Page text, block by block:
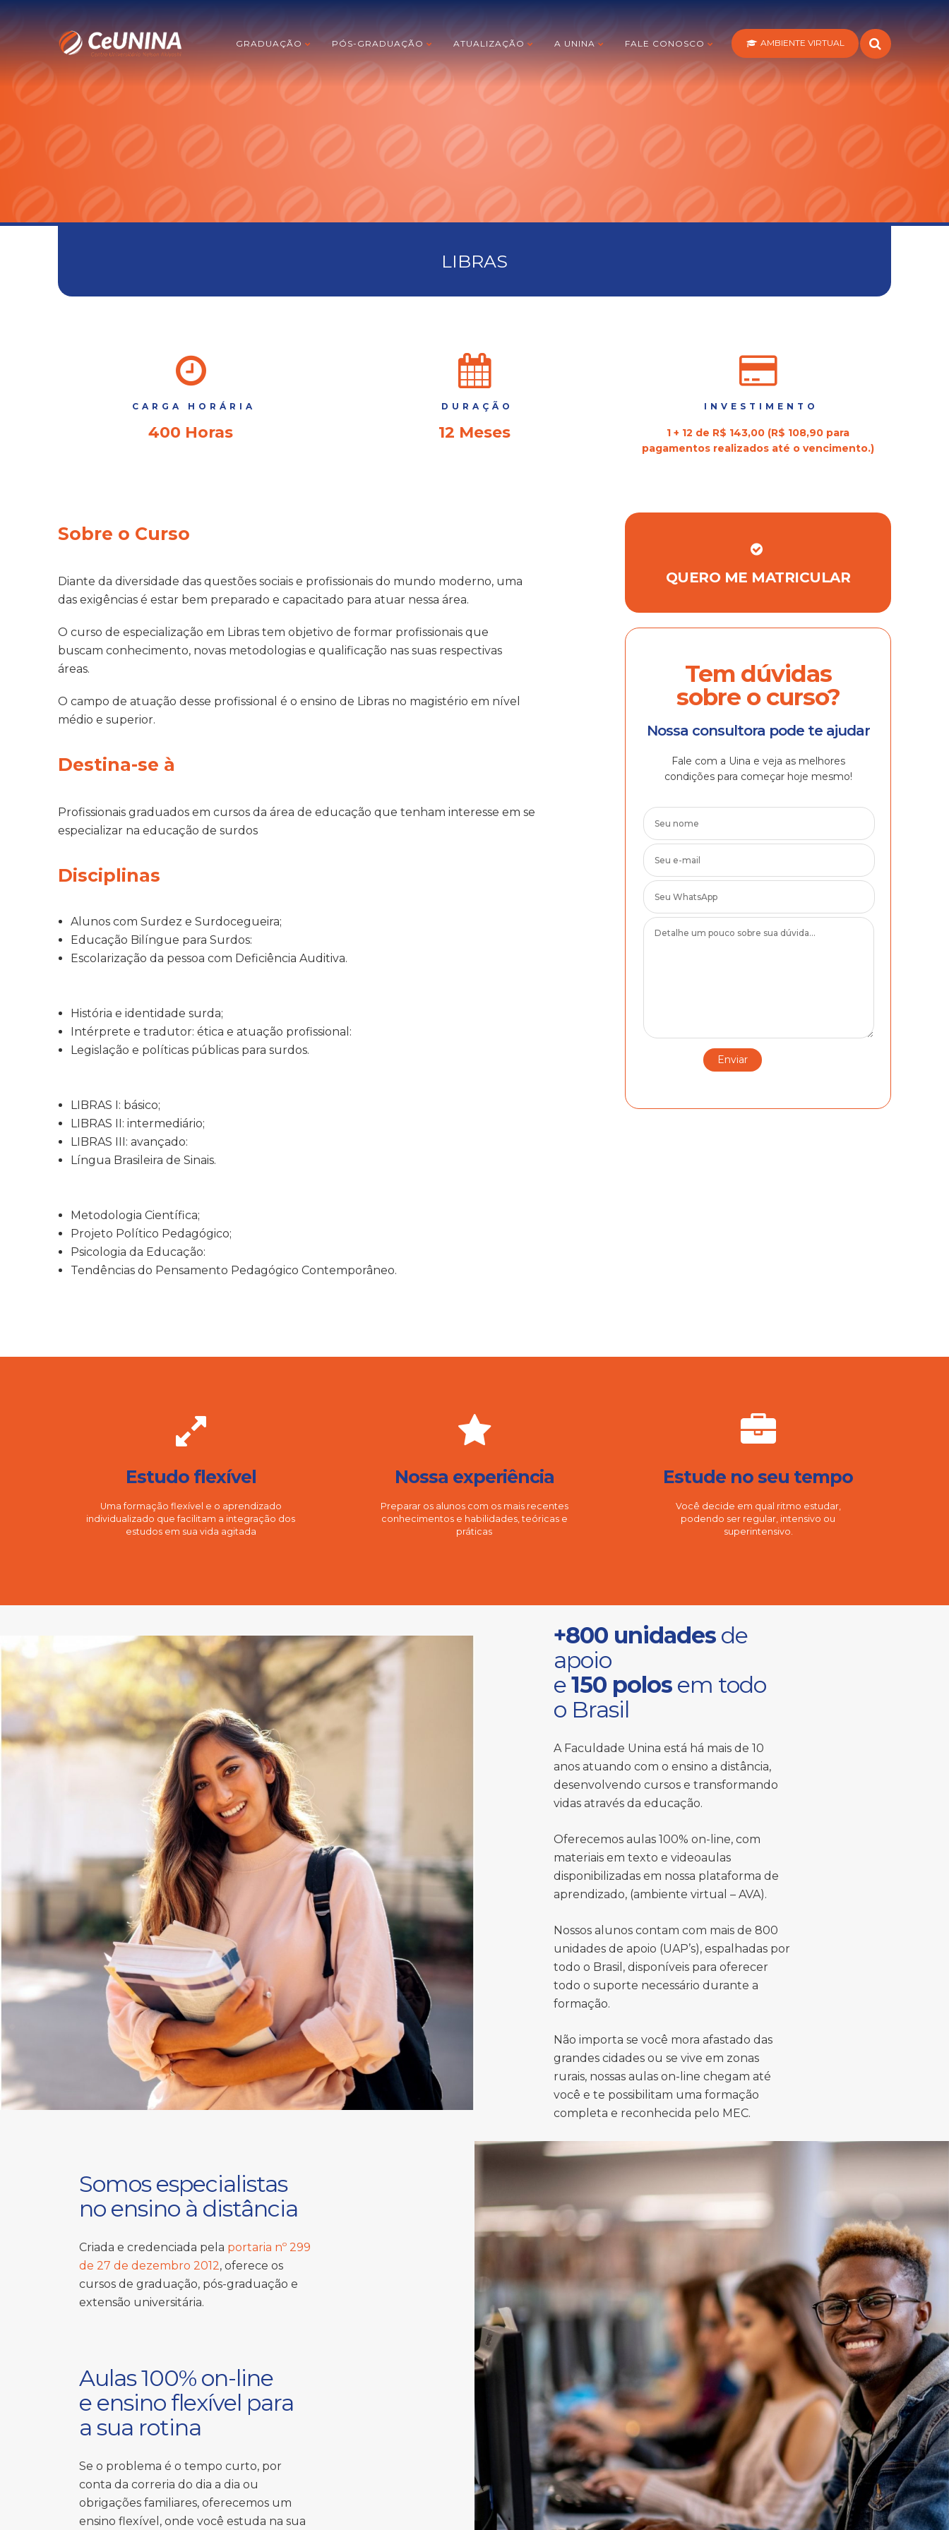
GRADUAÇÃO PÓS-GRADUAÇÃO ATUALIZAÇÃO A UNINA FALE CONOSCO AMBIENTE VIRTUAL
LIBRAS
CARGA HORÁRIA
400 Horas
DURAÇÃO
12 Meses
INVESTIMENTO
1 + 12 de R$ 143,00 (R$ 108,90 para
pagamentos realizados até o vencimento.)
Sobre o Curso
Diante da diversidade das questões sociais e profissionais do mundo moderno, uma
das exigências é estar bem preparado e capacitado para atuar nessa área.
O curso de especialização em Libras tem objetivo de formar profissionais que
buscam conhecimento, novas metodologias e qualificação nas suas respectivas
áreas.
O campo de atuação desse profissional é o ensino de Libras no magistério em nível
médio e superior.
Destina-se à
Profissionais graduados em cursos da área de educação que tenham interesse em se
especializar na educação de surdos
Disciplinas
Alunos com Surdez e Surdocegueira;
Educação Bilíngue para Surdos:
Escolarização da pessoa com Deficiência Auditiva.
História e identidade surda;
Intérprete e tradutor: ética e atuação profissional:
Legislação e políticas públicas para surdos.
LIBRAS I: básico;
LIBRAS II: intermediário;
LIBRAS III: avançado:
Língua Brasileira de Sinais.
Metodologia Científica;
Projeto Político Pedagógico;
Psicologia da Educação:
Tendências do Pensamento Pedagógico Contemporâneo.
QUERO ME MATRICULAR
Tem dúvidas
sobre o curso?
Nossa consultora pode te ajudar
Fale com a Uina e veja as melhores
condições para começar hoje mesmo!
Estudo flexível
Uma formação flexível e o aprendizado
individualizado que facilitam a integração dos
estudos em sua vida agitada
Nossa experiência
Preparar os alunos com os mais recentes
conhecimentos e habilidades, teóricas e
práticas
Estude no seu tempo
Você decide em qual ritmo estudar,
podendo ser regular, intensivo ou
superintensivo.
+800 unidadesde
apoio
e150 polosem todo
o Brasil
A Faculdade Unina está há mais de 10
anos atuando com o ensino a distância,
desenvolvendo cursos e transformando
vidas através da educação.
Oferecemos aulas 100% on-line, com
materiais em texto e videoaulas
disponibilizadas em nossa plataforma de
aprendizado, (ambiente virtual – AVA).
Nossos alunos contam com mais de 800
unidades de apoio (UAP’s), espalhadas por
todo o Brasil, disponíveis para oferecer
todo o suporte necessário durante a
formação.
Não importa se você mora afastado das
grandes cidades ou se vive em zonas
rurais, nossas aulas on-line chegam até
você e te possibilitam uma formação
completa e reconhecida pelo MEC.
Somos especialistas
no ensino à distância
Criada e credenciada pela portaria nº 299
de 27 de dezembro 2012, oferece os
cursos de graduação, pós-graduação e
extensão universitária.
Aulas 100% on-line
e ensino flexível para
a sua rotina
Se o problema é o tempo curto, por
conta da correria do dia a dia ou
obrigações familiares, oferecemos um
ensino flexível, onde você estuda na sua